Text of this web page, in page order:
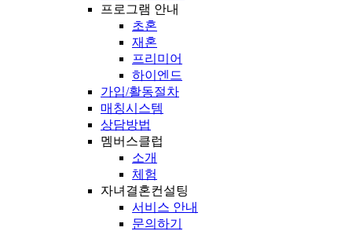
프로그램 안내
초혼
재혼
프리미어
하이엔드
가입/활동절차
매칭시스템
상담방법
멤버스클럽
소개
체험
자녀결혼컨설팅
서비스 안내
문의하기